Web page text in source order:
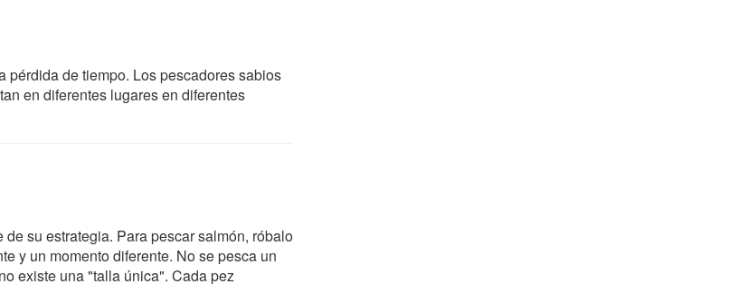
pérdida de tiempo. Los pescadores sabios
en diferentes lugares en diferentes
su estrategia. Para pescar salmón, róbalo
y un momento diferente. No se pesca un
existe una "talla única". Cada pez